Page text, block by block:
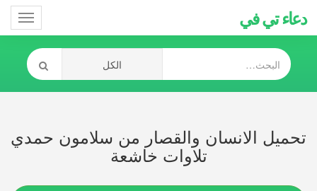
دعاء تي في
تحميل الانسان والقصار من سلامون حمدي
تلاوات خاشعة